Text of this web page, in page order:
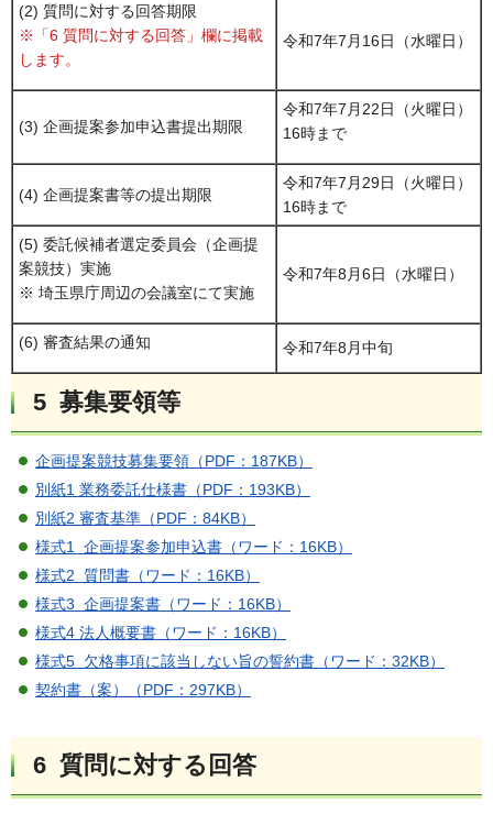
(2) 質問に対する回答期限
※「6 質問に対する回答」欄に掲載
します。
令和7年7月16日（水曜日）
(3) 企画提案参加申込書提出期限
令和7年7月22日（火曜日）
16時まで
(4) 企画提案書等の提出期限
令和7年7月29日（火曜日）
16時まで
(5) 委託候補者選定委員会（企画提
案競技）実施
※ 埼玉県庁周辺の会議室にて実施
令和7年8月6日（水曜日）
(6) 審査結果の通知 令和7年8月中旬
5 募集要領等
企画提案競技募集要領（PDF：187KB）
別紙1 業務委託仕様書（PDF：193KB）
別紙2 審査基準（PDF：84KB）
様式1 企画提案参加申込書（ワード：16KB）
様式2 質問書（ワード：16KB）
様式3 企画提案書（ワード：16KB）
様式4 法人概要書（ワード：16KB）
様式5 欠格事項に該当しない旨の誓約書（ワード：32KB）
契約書（案）（PDF：297KB）
6 質問に対する回答